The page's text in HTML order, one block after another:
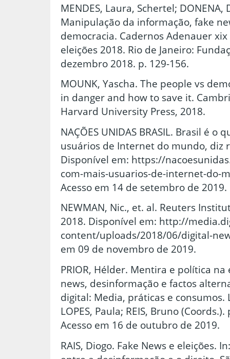
MENDES, Laura, Schertel; DONENA,
Manipulação da informação, fake
democracia. Cadernos Adenauer xix
eleições 2018. Rio de Janeiro:
dezembro 2018. p. 129-156.
MOUNK, Yascha. The people vs
in danger and how to save it.
Harvard University Press, 2018.
NAÇÕES UNIDAS BRASIL. Brasil é o
usuários de Internet do mundo, diz
Disponível em: https://
com-mais-usuarios-de-internet-do-
Acesso em 14 de setembro de 2019.
NEWMAN, Nic., et. al. Reuters
2018. Disponível em: http://
content/uploads/2018/06/digital-
em 09 de novembro de 2019.
PRIOR, Hélder. Mentira e política
news, desinformação e factos
digital: Media, práticas e consumos.
LOPES, Paula; REIS, Bruno
Acesso em 16 de outubro de 2019.
RAIS, Diogo. Fake News e eleições.